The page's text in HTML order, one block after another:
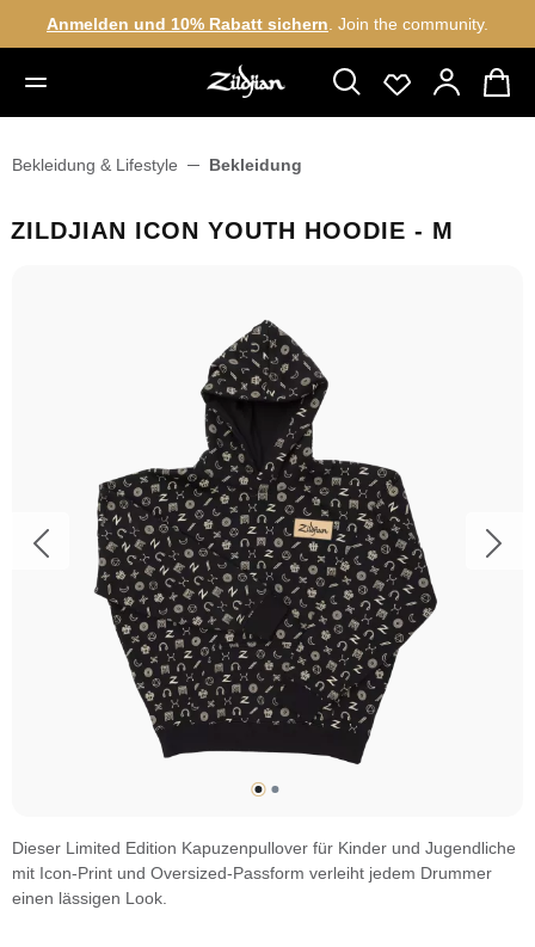
springen
Anmelden und 10% Rabatt sichern . Join the community.
Bekleidung & Lifestyle Bekleidung
ZILDJIAN ICON YOUTH HOODIE - M
Dieser Limited Edition Kapuzenpullover für Kinder und Jugendliche
mit Icon-Print und Oversized-Passform verleiht jedem Drummer
einen lässigen Look.